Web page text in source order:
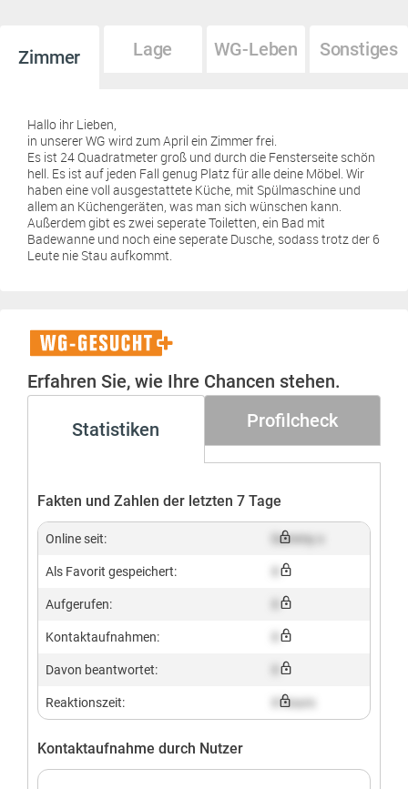
Zimmer Lage WG-Leben Sonstiges
Hallo ihr Lieben,
in unserer WG wird zum April ein Zimmer frei.
Es ist 24 Quadratmeter groß und durch die Fensterseite schön
hell. Es ist auf jeden Fall genug Platz für alle deine Möbel. Wir
haben eine voll ausgestattete Küche, mit Spülmaschine und
allem an Küchengeräten, was man sich wünschen kann.
Außerdem gibt es zwei seperate Toiletten, ein Bad mit
Badewanne und noch eine seperate Dusche, sodass trotz der 6
Leute nie Stau aufkommt.
WG-
Gesucht+
Erfahren Sie, wie Ihre Chancen stehen.
Statistiken Profilcheck
Fakten und Zahlen der letzten 7 Tage
Online seit: Dummy x
Als Favorit gespeichert:
Aufgerufen:
Kontaktaufnahmen:
Davon beantwortet:
Reaktionszeit: X hours
Kontaktaufnahme durch Nutzer